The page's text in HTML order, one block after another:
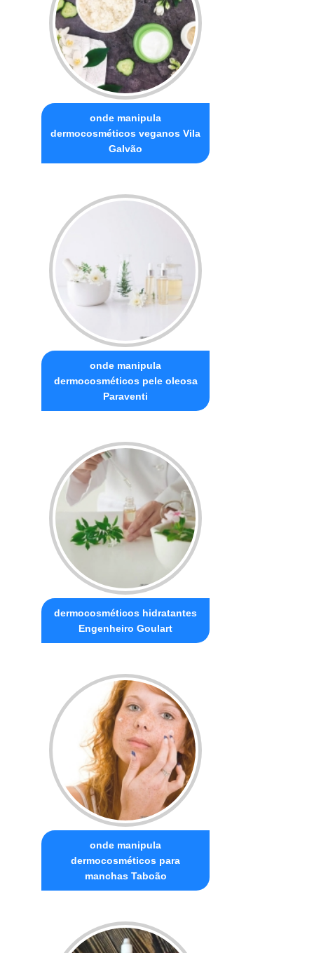
onde manipula
dermocosméticos veganos Vila
Galvão
onde manipula
dermocosméticos pele oleosa
Paraventi
dermocosméticos hidratantes
Engenheiro Goulart
onde manipula
dermocosméticos para
manchas Taboão